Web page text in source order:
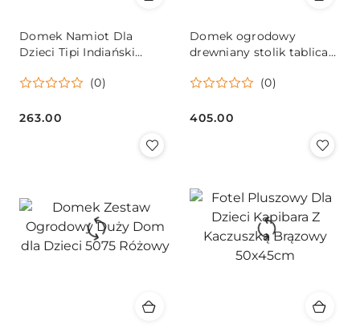
Domek Namiot Dla
Dzieci Tipi Indiański
Ogród
(0)
Cena:
263.00
Domek ogrodowy
drewniany stolik tablica
cm
(0)
Cena:
405.00